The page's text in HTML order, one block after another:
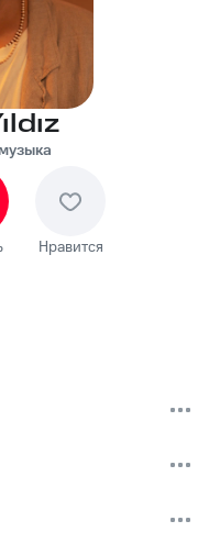
Нравится